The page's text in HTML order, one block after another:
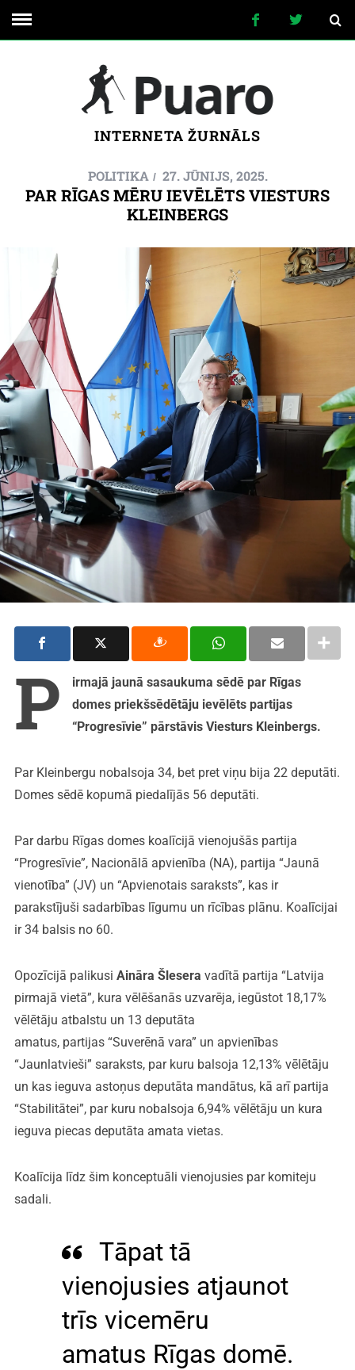
INTERNETA ŽURNĀLS
POLITIKA 27. JŪNIJS, 2025.
PAR RĪGAS MĒRU IEVĒLĒTS VIESTURS
KLEINBERGS
P
irmajā jaunā sasaukuma sēdē par Rīgas
domes priekšsēdētāju ievēlēts partijas
“Progresīvie” pārstāvis Viesturs Kleinbergs.
Par Kleinbergu nobalsoja 34, bet pret viņu bija 22 deputāti.
Domes sēdē kopumā piedalījās 56 deputāti.
Par darbu Rīgas domes koalīcijā vienojušās partija
“Progresīvie”, Nacionālā apvienība (NA), partija “Jaunā
vienotība” (JV) un “Apvienotais saraksts”, kas ir
parakstījuši sadarbības līgumu un rīcības plānu. Koalīcijai
ir 34 balsis no 60.
Opozīcijā palikusi Aināra Šlesera vadītā partija “Latvija
pirmajā vietā”, kura vēlēšanās uzvarēja, iegūstot 18,17%
vēlētāju atbalstu un 13 deputāta
amatus, partijas “Suverēnā vara” un apvienības
“Jaunlatvieši” saraksts, par kuru balsoja 12,13% vēlētāju
un kas ieguva astoņus deputāta mandātus, kā arī partija
“Stabilitātei”, par kuru nobalsoja 6,94% vēlētāju un kura
ieguva piecas deputāta amata vietas.
Koalīcija līdz šim konceptuāli vienojusies par komiteju
sadali.
Tāpat tā
vienojusies atjaunot
trīs vicemēru
amatus Rīgas domē.